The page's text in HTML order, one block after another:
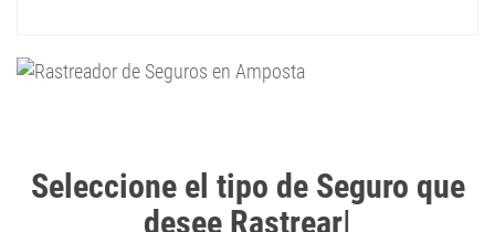
Seleccione el tipo de Seguro que
desee Rastrear